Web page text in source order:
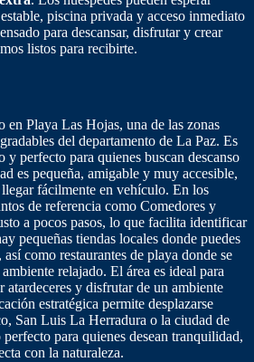
piscina privada y acceso inmediato
para descansar, disfrutar y crear
listos para recibirte.
en Playa Las Hojas, una de las zonas
del departamento de La Paz. Es
y perfecto para quienes buscan descanso
es pequeña, amigable y muy accesible,
fácilmente en vehículo. En los
de referencia como Comedores y
a pocos pasos, lo que facilita identificar
pequeñas tiendas locales donde puedes
como restaurantes de playa donde se
relajado. El área es ideal para
atardeceres y disfrutar de un ambiente
estratégica permite desplazarse
San Luis La Herradura o la ciudad de
para quienes desean tranquilidad,
con la naturaleza.